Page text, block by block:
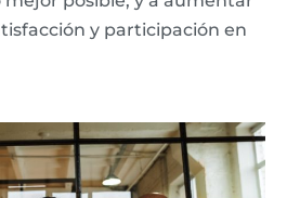
y participación en